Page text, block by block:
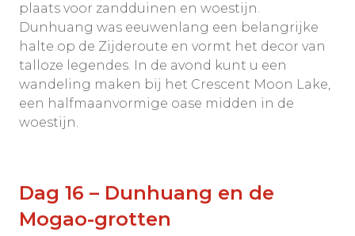
plaats voor zandduinen en woestijn.
Dunhuang was eeuwenlang een belangrijke
halte op de Zijderoute en vormt het decor van
talloze legendes. In de avond kunt u een
wandeling maken bij het Crescent Moon Lake,
een halfmaanvormige oase midden in de
woestijn.
Dag 16 – Dunhuang en de
Mogao-grotten